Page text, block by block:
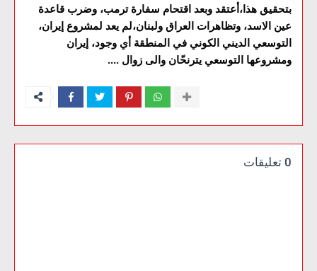
بتحقيق هذا،أعتقد وبعد اقتحام سفارة ترمب، وضرب قاعدة
عين الاسد، وتظاهرات العراق ولبنان،لم يعد لمشروع إيران،
التوسعي الديني الكوني في المنطقة أي وجود، إيران
ومشروعها التوسعي يترنحّان والى زوال ....
0 تعليقات